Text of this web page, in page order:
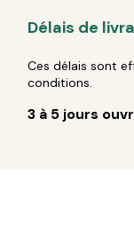
Délais de
Ces délais sont
conditions.
3 à 5 jours